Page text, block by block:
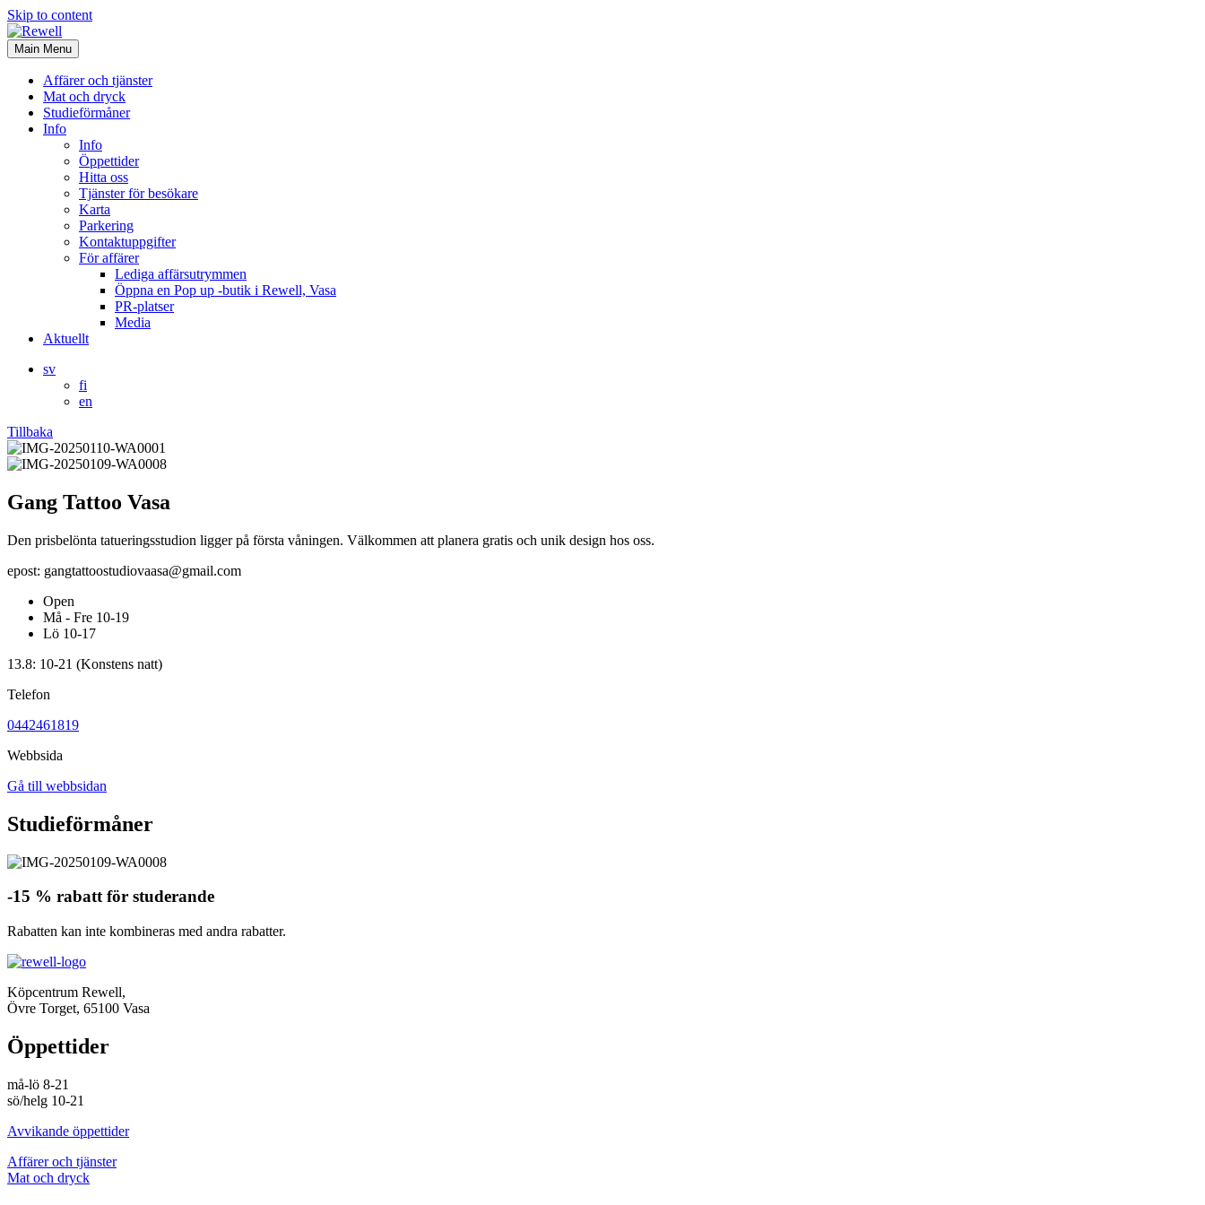
Skip to content
Main Menu
Affärer och tjänster
Mat och dryck
Studieförmåner
Info
Info
Öppettider
Hitta oss
Tjänster för besökare
Karta
Parkering
Kontaktuppgifter
För affärer
Lediga affärsutrymmen
Öppna en Pop up -butik i Rewell, Vasa
PR-platser
Media
Aktuellt
sv
fi
en
Tillbaka
Gang Tattoo Vasa
Den prisbelönta tatueringsstudion ligger på första våningen. Välkommen att planera gratis och unik design hos oss.
epost: gangtattoostudiovaasa@gmail.com
Open
Må - Fre 10-19
Lö 10-17
13.8: 10-21 (Konstens natt)
Telefon
0442461819
Webbsida
Gå till webbsidan
Studieförmåner
-15 % rabatt för studerande
Rabatten kan inte kombineras med andra rabatter.
Köpcentrum Rewell,
Övre Torget, 65100 Vasa
Öppettider
må-lö 8-21
sö/helg 10-21
Avvikande öppettider
Affärer och tjänster
Mat och dryck